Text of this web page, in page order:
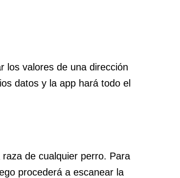
los valores de una dirección
datos y la app hará todo el
de cualquier perro. Para
procederá a escanear la